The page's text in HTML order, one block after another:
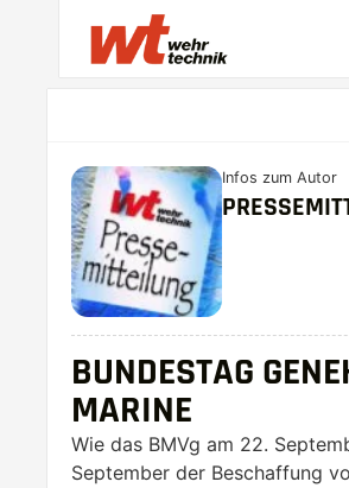
Infos zum Autor
BUNDESTAG
MARINE
Wie das BMVg am 22.
September der Beschaffung